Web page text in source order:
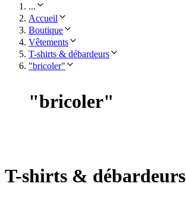
...
Accueil
Boutique
Vêtements
T-shirts & débardeurs
"bricoler"
"bricoler"
T-shirts & débardeurs